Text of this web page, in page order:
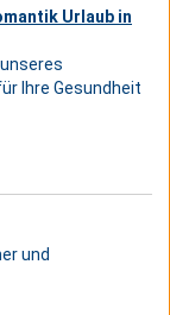
Urlaub in
Ihre Gesundheit
und